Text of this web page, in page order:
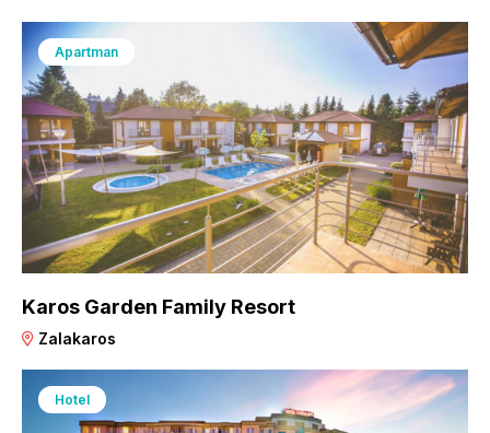
Apartman
Karos Garden Family Resort
Zalakaros
Hotel